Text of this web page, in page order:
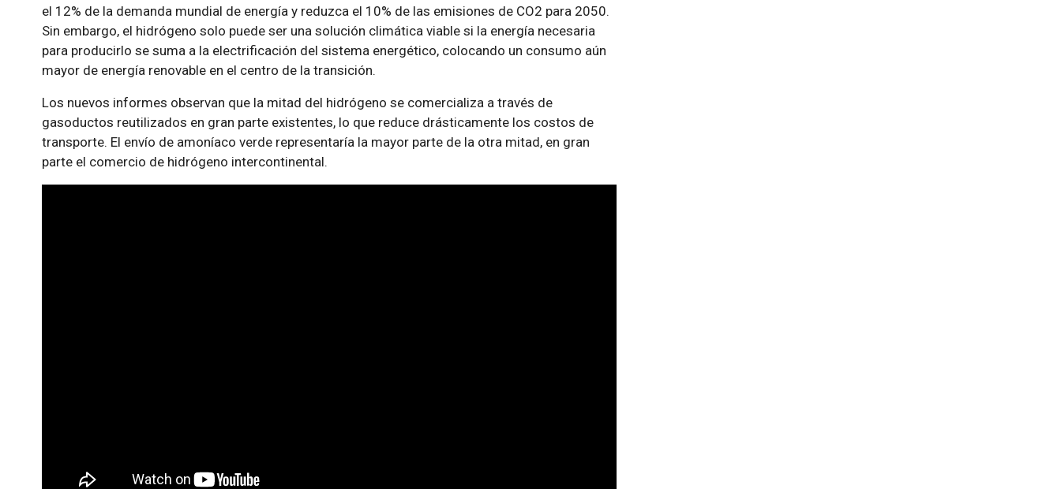
el 12% de la demanda mundial de energía y reduzca el 10% de las emisiones de CO2 para 2050.
Sin embargo, el hidrógeno solo puede ser una solución climática viable si la energía necesaria
para producirlo se suma a la electrificación del sistema energético, colocando un consumo aún
mayor de energía renovable en el centro de la transición.
Los nuevos informes observan que la mitad del hidrógeno se comercializa a través de
gasoductos reutilizados en gran parte existentes, lo que reduce drásticamente los costos de
transporte. El envío de amoníaco verde representaría la mayor parte de la otra mitad, en gran
parte el comercio de hidrógeno intercontinental.